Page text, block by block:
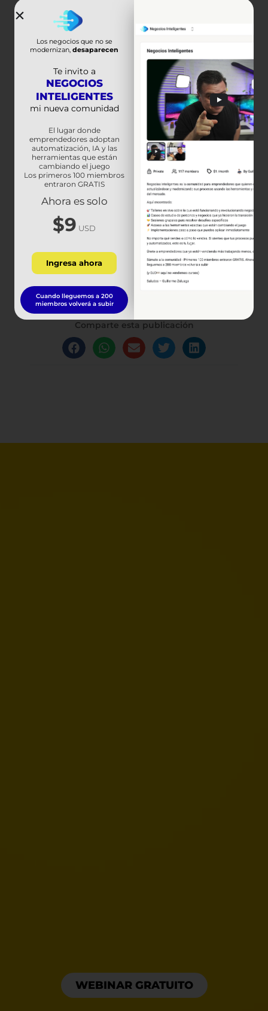
Prev
ANTERIOR SIGUIENTE
Herramienta Secreta para negociar con China y Alibaba | Como comprar e importar desde China
Next
Comparte esta publicación
WEBINAR GRATUITO
Los negocios que no se
modernizan, desaparecen
Te invito a
NEGOCIOS
INTELIGENTES
mi nueva comunidad
El lugar donde
emprendedores adoptan
automatización, IA y las
herramientas que están
cambiando el juego
Los primeros 100 miembros
entraron GRATIS
Ahora es solo
$9 USD
Ingresa ahora
Cuando lleguemos a 200
miembros volverá a subir